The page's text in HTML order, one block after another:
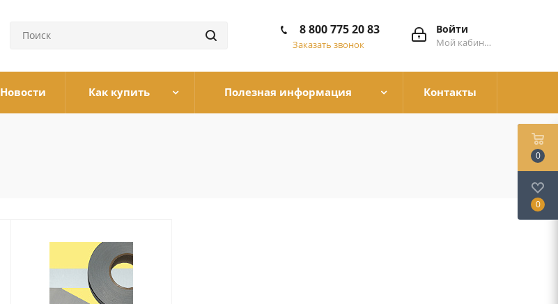
Войти
Мой кабинет
8 800 775 20 83
Заказать звонок
Новости Как купить Полезная информация Контакты
0
0